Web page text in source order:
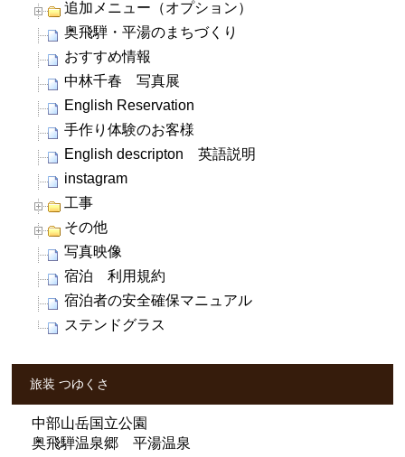
追加メニュー（オプション）
奥飛騨・平湯のまちづくり
おすすめ情報
中林千春 写真展
English Reservation
手作り体験のお客様
English descripton 英語説明
instagram
工事
その他
写真映像
宿泊 利用規約
宿泊者の安全確保マニュアル
ステンドグラス
旅装 つゆくさ
中部山岳国立公園
奥飛騨温泉郷 平湯温泉